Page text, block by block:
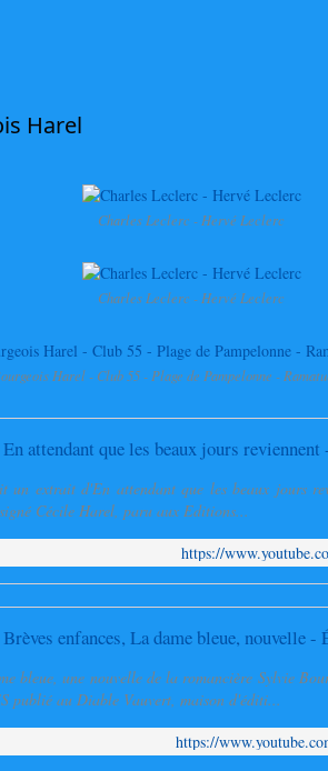
Harel
Charles Leclerc - Hervé Leclerc
Charles Leclerc - Hervé Leclerc
Harel - Club 55 - Plage de Pampelonne -
attendant que les beaux jours
extrait d'En attendant que les beaux jours
Cécile Harel, paru aux Editions...
https://
enfances, La dame bleue, nouvelle -
bleue, une nouvelle de la romancière Sylvie
publié au Diable Vauvert, maison d'éditi...
https://